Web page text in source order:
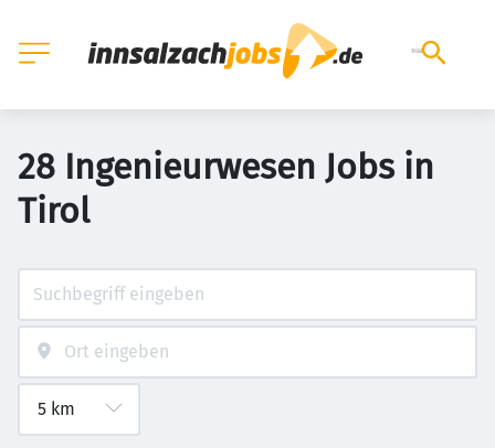
28 Ingenieurwesen Jobs in
Tirol